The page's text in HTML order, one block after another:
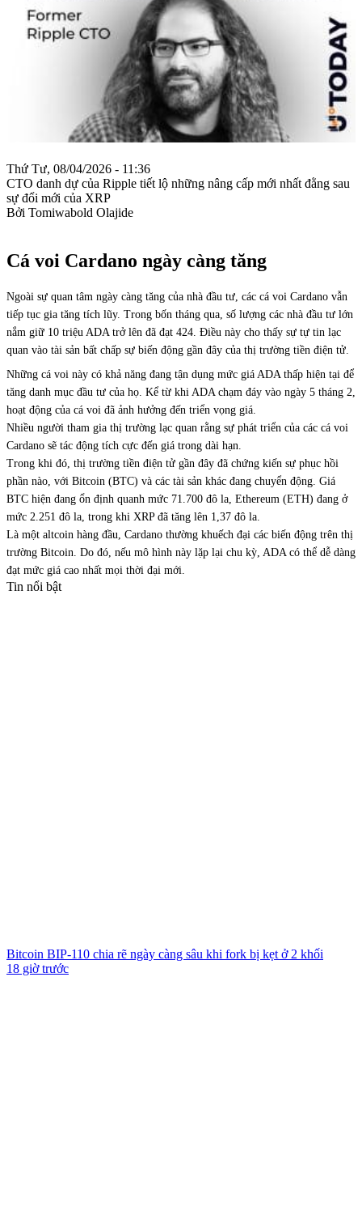
Thứ Tư, 08/04/2026 - 11:36
CTO danh dự của Ripple tiết lộ những nâng cấp mới nhất đằng sau
sự đổi mới của XRP
Bởi Tomiwabold Olajide
Cá voi Cardano ngày càng tăng
Ngoài sự quan tâm ngày càng tăng của nhà đầu tư, các cá voi Cardano vẫn
tiếp tục gia tăng tích lũy. Trong bốn tháng qua, số lượng các nhà đầu tư lớn
nắm giữ 10 triệu ADA trở lên đã đạt 424. Điều này cho thấy sự tự tin lạc
quan vào tài sản bất chấp sự biến động gần đây của thị trường tiền điện tử.
Những cá voi này có khả năng đang tận dụng mức giá ADA thấp hiện tại để
tăng danh mục đầu tư của họ. Kể từ khi ADA chạm đáy vào ngày 5 tháng 2,
hoạt động của cá voi đã ảnh hưởng đến triển vọng giá.
Nhiều người tham gia thị trường lạc quan rằng sự phát triển của các cá voi
Cardano sẽ tác động tích cực đến giá trong dài hạn.
Trong khi đó, thị trường tiền điện tử gần đây đã chứng kiến sự phục hồi
phần nào, với Bitcoin (BTC) và các tài sản khác đang chuyển động. Giá
BTC hiện đang ổn định quanh mức 71.700 đô la, Ethereum (ETH) đang ở
mức 2.251 đô la, trong khi XRP đã tăng lên 1,37 đô la.
Là một altcoin hàng đầu, Cardano thường khuếch đại các biến động trên thị
trường Bitcoin. Do đó, nếu mô hình này lặp lại chu kỳ, ADA có thể dễ dàng
đạt mức giá cao nhất mọi thời đại mới.
Tin nổi bật
Bitcoin BIP-110 chia rẽ ngày càng sâu khi fork bị kẹt ở 2 khối
18 giờ trước